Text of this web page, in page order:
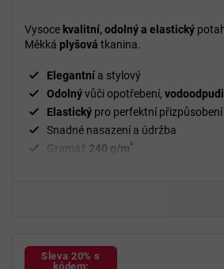
5,0
z
hvězdiček.
Vysoce kvalitní, odolný a elastický
Měkká plyšová tkanina.
Elegantní a stylový
Odolnývůči opotřebení,
Elastický pro perfektní
Snadné nasazení a údržba
Gramáž 240 g/m²
Sleva 20% s
kódem: